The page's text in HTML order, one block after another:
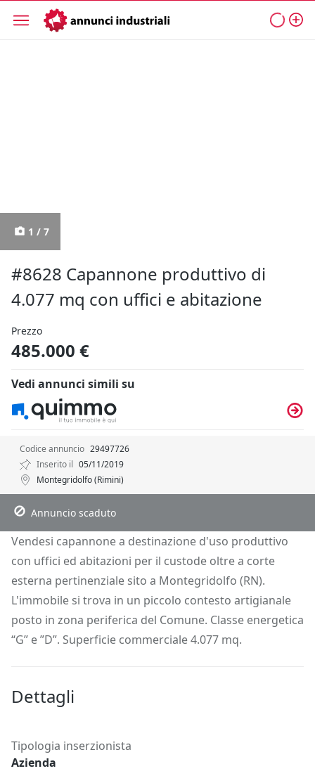
1 / 7
#8628 Capannone produttivo di
4.077 mq con uffici e abitazione
Prezzo
485.000 €
Vedi annunci simili su
Codice annuncio 29497726
Inserito il 05/11/2019
Montegridolfo (Rimini)
Descrizione
Dettagli Posizione Richiedi Info
Annuncio scaduto
Vendesi capannone a destinazione d'uso produttivo
con uffici ed abitazioni per il custode oltre a corte
esterna pertinenziale sito a Montegridolfo (RN).
L'immobile si trova in un piccolo contesto artigianale
posto in zona periferica del Comune. Classe energetica
“G” e ”D”. Superficie commerciale 4.077 mq.
Dettagli
Tipologia inserzionista
Azienda